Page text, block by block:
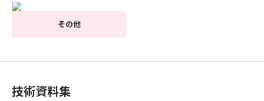
その他
技術資料集